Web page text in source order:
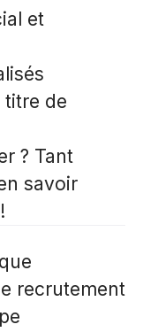
et
titre de
? Tant
savoir
recrutement